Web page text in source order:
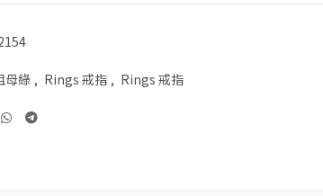
母綠 , Rings 戒指 , Rings 戒指